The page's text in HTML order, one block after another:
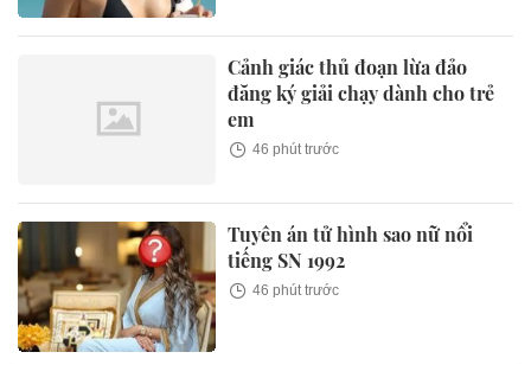
Cảnh giác thủ đoạn lừa đảo
đăng ký giải chạy dành cho trẻ
em
46 phút trước
Tuyên án tử hình sao nữ nổi
tiếng SN 1992
46 phút trước